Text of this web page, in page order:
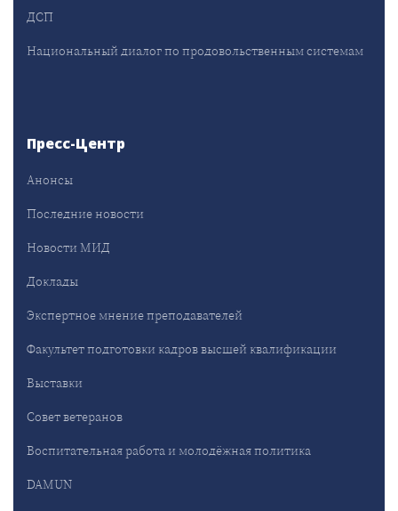
ДСП
Национальный диалог по продовольственным системам
Пресс-Центр
Анонсы
Последние новости
Новости МИД
Доклады
Экспертное мнение преподавателей
Факультет подготовки кадров высшей квалификации
Выставки
Совет ветеранов
Воспитательная работа и молодёжная политика
DAMUN